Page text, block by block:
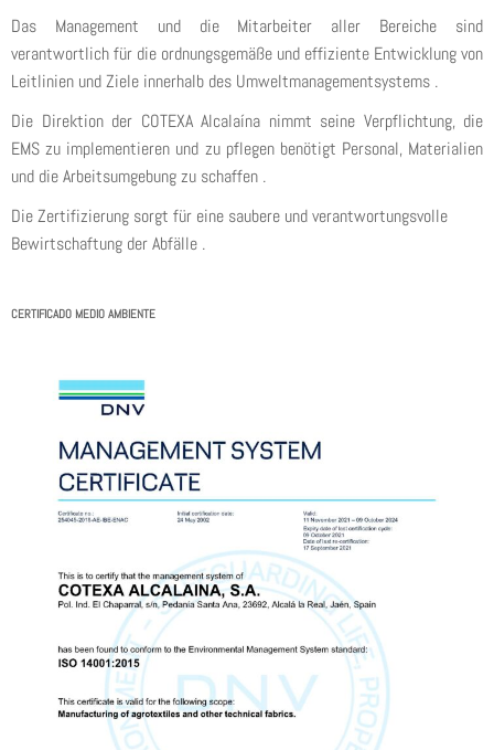
Das Management und die Mitarbeiter aller Bereiche sind
verantwortlich für die ordnungsgemäße und effiziente Entwicklung von
Leitlinien und Ziele innerhalb des Umweltmanagementsystems .
Die Direktion der COTEXA Alcalaína nimmt seine Verpflichtung, die
EMS zu implementieren und zu pflegen benötigt Personal, Materialien
und die Arbeitsumgebung zu schaffen .
Die Zertifizierung sorgt für eine saubere und verantwortungsvolle
Bewirtschaftung der Abfälle .
CERTIFICADO MEDIO AMBIENTE